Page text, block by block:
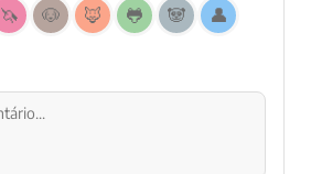
🦄 🐶 🦊 🐸 🐼
👤